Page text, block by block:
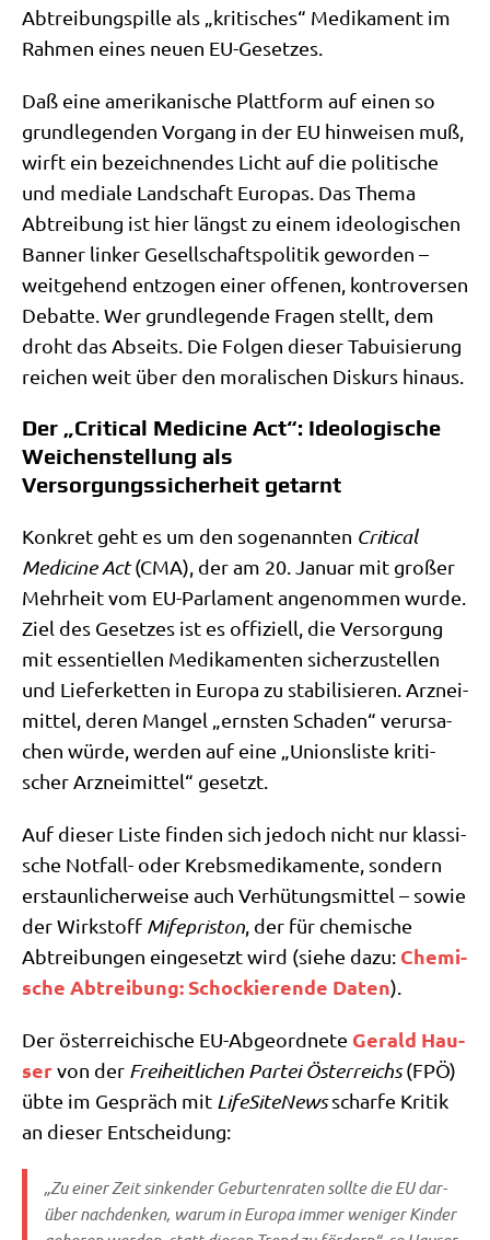
Abtrei­bungs­pil­le als „kri­ti­sches“ Medi­ka­ment im
Rah­men eines neu­en EU-Gesetzes.
Daß eine ame­ri­ka­ni­sche Platt­form auf einen so
grund­le­gen­den Vor­gang in der EU hin­wei­sen muß,
wirft ein bezeich­nen­des Licht auf die poli­ti­sche
und media­le Land­schaft Euro­pas. Das The­ma
Abtrei­bung ist hier längst zu einem ideo­lo­gi­schen
Ban­ner lin­ker Gesell­schafts­po­li­tik gewor­den –
weit­ge­hend ent­zo­gen einer offe­nen, kon­tro­ver­sen
Debat­te. Wer grund­le­gen­de Fra­gen stellt, dem
droht das Abseits. Die Fol­gen die­ser Tabui­sie­rung
rei­chen weit über den mora­li­schen Dis­kurs hinaus.
Der „Critical Medicine Act“: Ideologische
Weichenstellung als
Versorgungssicherheit getarnt
Kon­kret geht es um den soge­nann­ten Cri­ti­cal
Medi­ci­ne Act(CMA), der am 20. Janu­ar mit gro­ßer
Mehr­heit vom EU-Par­la­ment ange­nom­men wur­de.
Ziel des Geset­zes ist es offi­zi­ell, die Ver­sor­gung
mit essen­ti­el­len Medi­ka­men­ten sicher­zu­stel­len
und Lie­fer­ket­ten in Euro­pa zu sta­bi­li­sie­ren. Arz­nei­
mit­tel, deren Man­gel „ern­sten Scha­den“ ver­ur­sa­
chen wür­de, wer­den auf eine „Uni­ons­li­ste kri­ti­
scher Arz­nei­mit­tel“ gesetzt.
Auf die­ser Liste fin­den sich jedoch nicht nur klas­si­
sche Not­fall- oder Krebs­me­di­ka­men­te, son­dern
erstaun­li­cher­wei­se auch Ver­hü­tungs­mit­tel – sowie
der Wirk­stoff Mife­pri­ston, der für che­mi­sche
Abtrei­bun­gen ein­ge­setzt wird (sie­he dazu: Che­mi­
sche Abtrei­bung: Schockie­ren­de Daten).
Der öster­rei­chi­sche EU-Abge­ord­ne­te Gerald Hau­
servon der Frei­heit­li­chen Par­tei Öster­reichs(FPÖ)
übte im Gespräch mit Life­Si­teNewsschar­fe Kri­tik
an die­ser Entscheidung:
„Zu einer Zeit sin­ken­der Gebur­ten­ra­ten soll­te die EU dar­
über nach­den­ken, war­um in Euro­pa immer weni­ger Kin­der